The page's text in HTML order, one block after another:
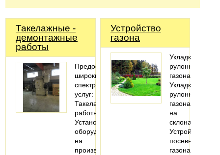
Такелажные -
демонтажные
работы
Предоставляем
широкий
спектр
услуг:
Такелажные
работы;
Установка
оборудования
на
производственных
Устройство
газона
Укладка
рулонного
газона
Укладка
рулонного
газона
на
склонах
Устройство
посевного
газона